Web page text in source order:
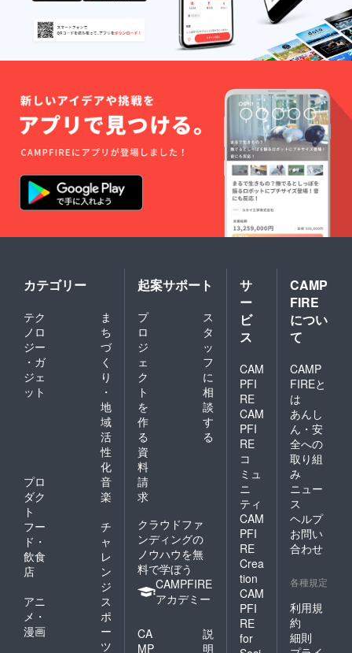
カテゴリー
テク
ノロ
ジー
・ガ
ジェ
ット
ま
ち
づ
く
り
・
地
域
活
性
化
プロ
ダク
ト
音
楽
フー
ド・
飲食
店
チ
ャ
レ
ン
ジ
アニ
メ・
漫画
ス
ポ
ー
ツ
起案サポート
プ
ロ
ジ
ェ
ク
ト
を
作
る
ス
タ
ッ
フ
に
相
談
す
る
資
料
請
求
クラウドファ
ンディングの
ノウハウを無
料で学ぼう
CAMPFIRE
アカデミー
CA
MP
説
明
サ
ー
ビ
ス
CAM
PFI
RE
CAM
PFI
RE
コ
ミュ
ニ
ティ
CAM
PFI
RE
Crea
tion
CAM
PFI
RE
for
CAMP
FIRE
につい
て
CAMP
FIREと
は
あんし
ん・安
全への
取り組
み
ニュー
ス
ヘルプ
お問い
合わせ
各種規定
利用規
約
細則